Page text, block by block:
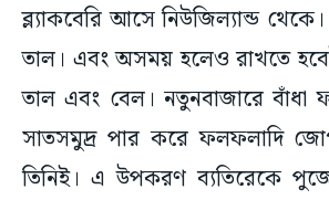
ব্ল্যাকবেরি আসে নিউজিল্যান্ড
তাল। এবং অসময় হলেও রাখতে
তাল এবং বেল। নতুনবাজারে বাঁধা
সাতসমুদ্র পার করে ফলফলাদি
তিনিই। এ উপকরণ ব্যতিরেকে